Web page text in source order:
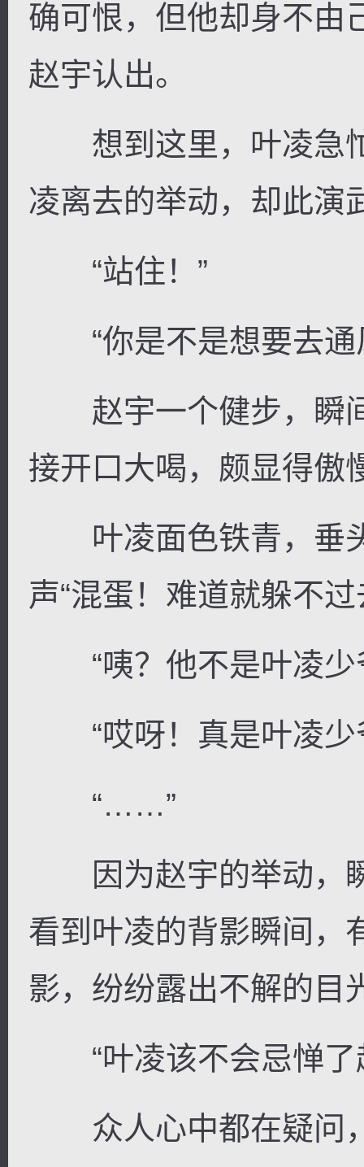
确可恨，但他却身不由
赵宇认出。
想到这里，叶凌急
凌离去的举动，却此演
“站住！”
“你是不是想要去通
赵宇一个健步，瞬
接开口大喝，颇显得傲
叶凌面色铁青，垂
声“混蛋！难道就躲不过
“咦？他不是叶凌少
“哎呀！真是叶凌少
“……”
因为赵宇的举动，
看到叶凌的背影瞬间，
影，纷纷露出不解的目
“叶凌该不会忌惮了
众人心中都在疑问